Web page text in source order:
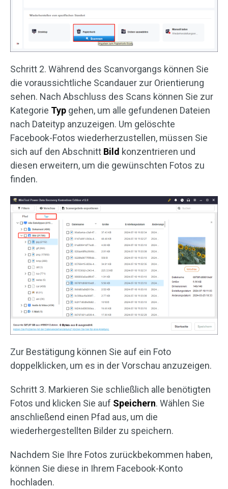
Schritt 2. Während des Scanvorgangs können Sie
die voraussichtliche Scandauer zur Orientierung
sehen. Nach Abschluss des Scans können Sie zur
Kategorie Typ gehen, um alle gefundenen Dateien
nach Dateityp anzuzeigen. Um gelöschte
Facebook-Fotos wiederherzustellen, müssen Sie
sich auf den Abschnitt Bild konzentrieren und
diesen erweitern, um die gewünschten Fotos zu
finden.
Zur Bestätigung können Sie auf ein Foto
doppelklicken, um es in der Vorschau anzuzeigen.
Schritt 3. Markieren Sie schließlich alle benötigten
Fotos und klicken Sie auf Speichern. Wählen Sie
anschließend einen Pfad aus, um die
wiederhergestellten Bilder zu speichern.
Nachdem Sie Ihre Fotos zurückbekommen haben,
können Sie diese in Ihrem Facebook-Konto
hochladen.